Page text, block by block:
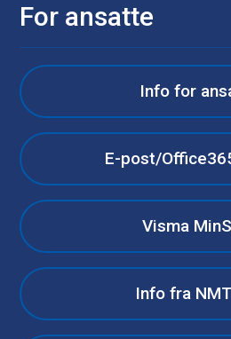
For ansatte
Info for
E-post/
Visma
Info fra